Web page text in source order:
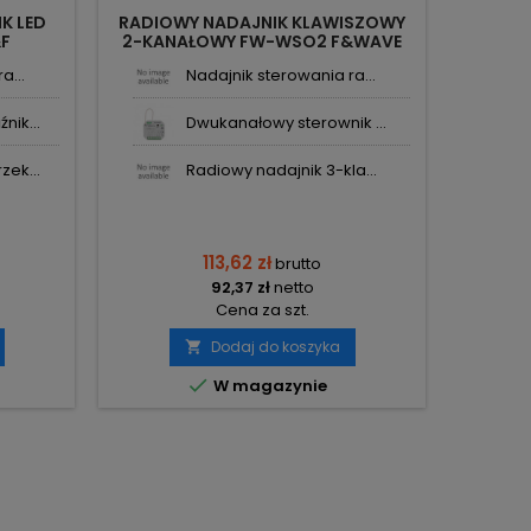
LED
RADIOWY NADAJNIK KLAWISZOWY
2-KANAŁOWY FW-WSO2 F&WAVE
Nadajnik sterowania ra...
Dwukanałowy sterownik ...
Radiowy nadajnik 3-kla...
113,62 złbrutto
92,37 złnetto
Cena za szt.
 Dodaj do koszyka
 W magazynie